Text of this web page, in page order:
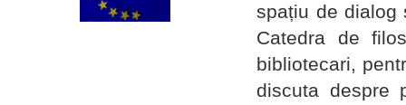
spațiu de dialog
Catedra de
bibliotecari,
discuta despre